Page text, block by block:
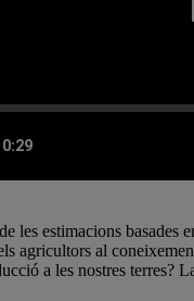
les estimacions basades
agricultors al
a les nostres terres?